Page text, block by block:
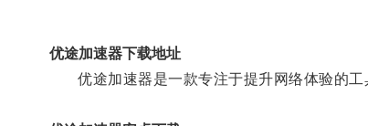
优途加速器下载地址
优途加速器是一款专注于提升网络体验的工